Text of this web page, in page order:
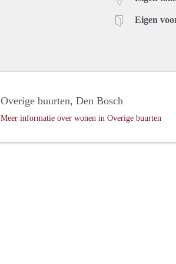
Eigen
Overige buurten, Den Bosch
Meer informatie over wonen in Overige buurten